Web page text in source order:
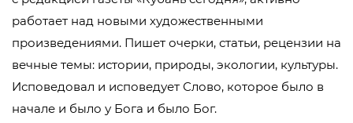
работает над новыми художественными
произведениями. Пишет очерки, статьи, рецензии на
вечные темы: истории, природы, экологии, культуры.
Исповедовал и исповедует Слово, которое было в
начале и было у Бога и было Бог.